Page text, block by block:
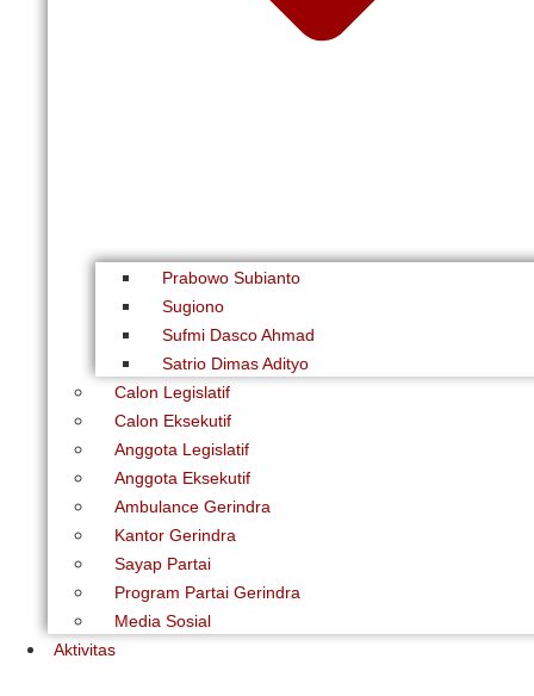
Prabowo Subianto
Sugiono
Sufmi Dasco Ahmad
Satrio Dimas Adityo
Calon Legislatif
Calon Eksekutif
Anggota Legislatif
Anggota Eksekutif
Ambulance Gerindra
Kantor Gerindra
Sayap Partai
Program Partai Gerindra
Media Sosial
Aktivitas